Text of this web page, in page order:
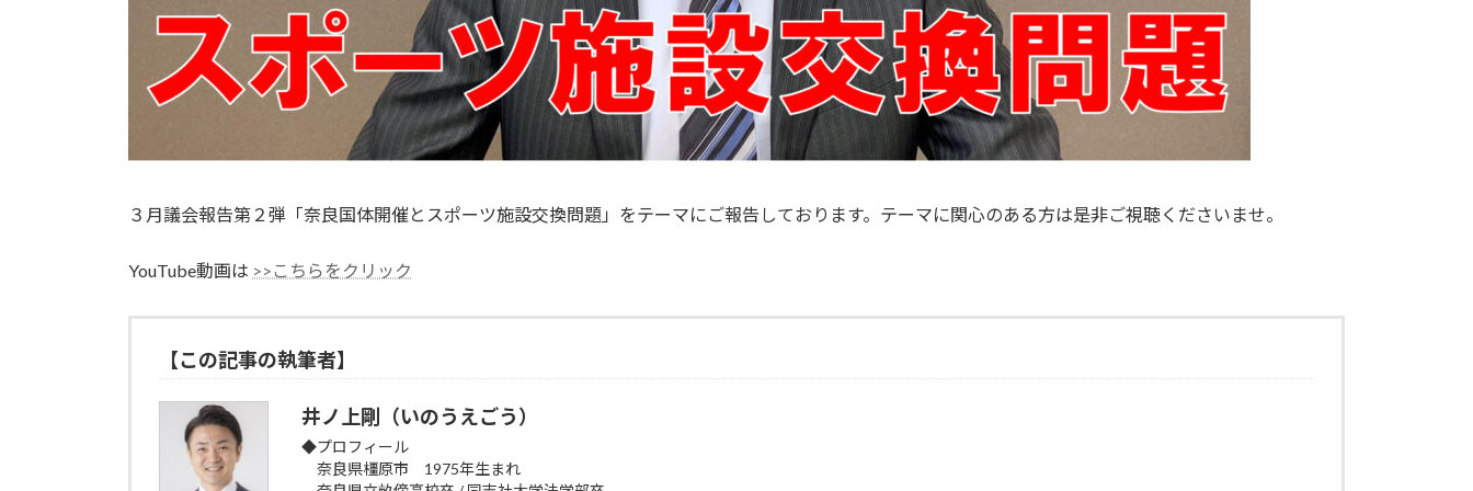
３月議会報告第２弾「奈良国体開催とスポーツ施設交換問題」をテーマにご報告しております。テーマに関心のある方は是非ご視聴くださいませ。
YouTube動画は >>こちらをクリック
【この記事の執筆者】
井ノ上剛（いのうえごう）
◆プロフィール
奈良県橿原市 1975年生まれ